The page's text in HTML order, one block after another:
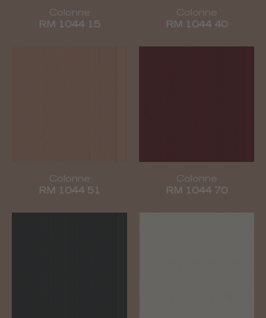
Colonne
RM 1044 15
Colonne
RM 1044 40
Colonne
RM 1044 51
Colonne
RM 1044 70